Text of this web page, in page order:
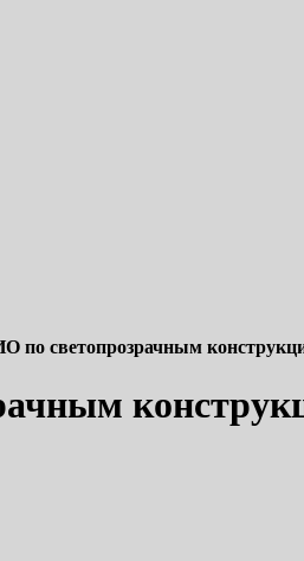
по светопрозрачным